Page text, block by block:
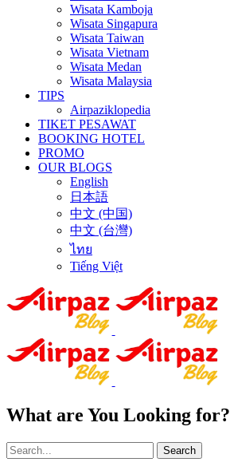
Wisata Kamboja
Wisata Singapura
Wisata Taiwan
Wisata Vietnam
Wisata Medan
Wisata Malaysia
TIPS
Airpaziklopedia
TIKET PESAWAT
BOOKING HOTEL
PROMO
OUR BLOGS
English
日本語
中文 (中国)
中文 (台灣)
ไทย
Tiếng Việt
What are You Looking for?
Search